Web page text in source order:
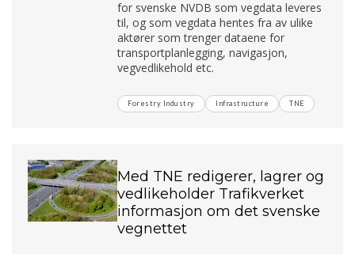
for svenske NVDB som vegdata leveres
til, og som vegdata hentes fra av ulike
aktører som trenger dataene for
transportplanlegging, navigasjon,
vegvedlikehold etc.
Forestry Industry Infrastructure TNE
Med TNE redigerer, lagrer og
vedlikeholder Trafikverket
informasjon om det svenske
vegnettet